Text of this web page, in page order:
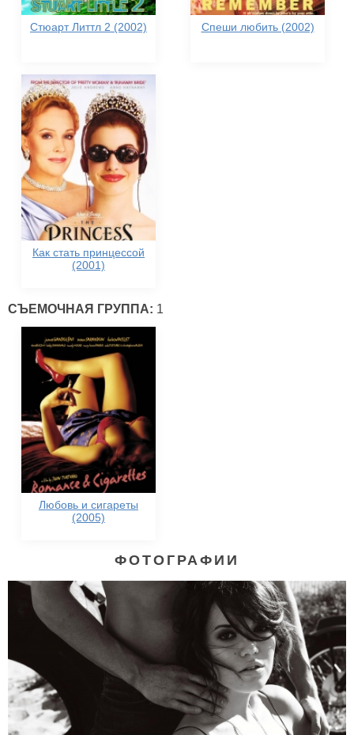
Стюарт Литтл 2 (2002) Спеши любить (2002)
Как стать принцессой
(2001)
СЪЕМОЧНАЯ ГРУППА: 1
Любовь и сигареты
(2005)
ФОТОГРАФИИ